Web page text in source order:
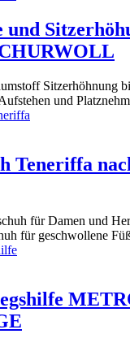
und
Sitzerhöhnung
und
Teneriffa
für Damen und
für geschwollene